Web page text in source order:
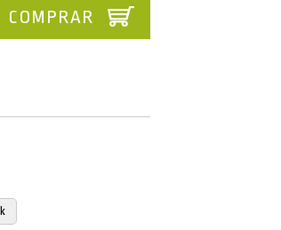
COMPRAR